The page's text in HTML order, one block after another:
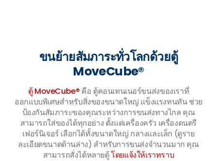
ขนย้ายสัมภาระทั่วโลกด้วยตู้
MoveCube®
ตู้ MoveCube® คือ ตู้คอนเทนเนอร์ขนส่งของเราที่
ออกแบบพิเศษสำหรับสิ่งของขนาดใหญ่ แข็งแรงทนทัน ช่วย
ป้องกันสัมภาระของคุณระหว่างการขนส่งทางไกล คุณ
สามารถใส่ของได้ทุกอย่าง ตั้งแต่เครื่องครัว เครื่องดนตรี
เฟอร์นิเจอร์ เลือกได้ทั้งขนาดใหญ่ กลางและเล็ก (ดูราย
ละเอียดขนาดด้านล่าง) สำหรับการขนส่งจำนวนมาก คุณ
สามารถสั่งได้หลายตู้โดยแจ้งให้เราทราบ